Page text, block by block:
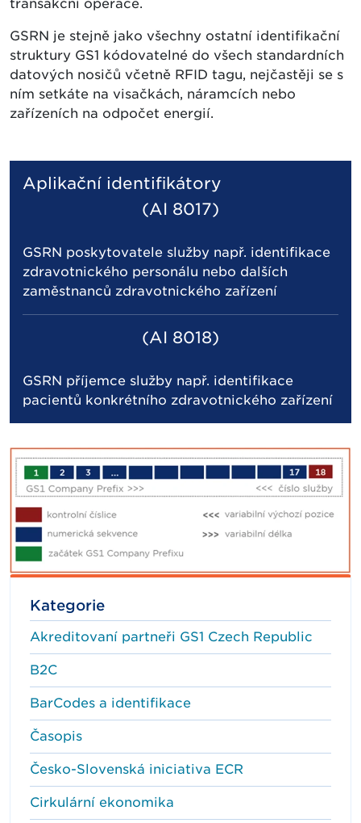
transakční operace.
GSRN je stejně jako všechny ostatní identifikační
struktury GS1 kódovatelné do všech standardních
datových nosičů včetně RFID tagu, nejčastěji se s
ním setkáte na visačkách, náramcích nebo
zařízeních na odpočet energií.
Aplikační identifikátory
(AI 8017)
GSRN poskytovatele služby např. identifikace
zdravotnického personálu nebo dalších
zaměstnanců zdravotnického zařízení
(AI 8018)
GSRN příjemce služby např. identifikace
pacientů konkrétního zdravotnického zařízení
Kategorie
Akreditovaní partneři GS1 Czech Republic
B2C
BarCodes a identifikace
Časopis
Česko-Slovenská iniciativa ECR
Cirkulární ekonomika